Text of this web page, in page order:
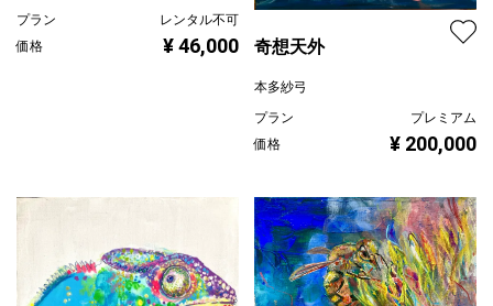
プラン
レンタル不可
価格
¥ 46,000 奇想天外
本多紗弓
プラン
プレミアム
価格
¥ 200,000